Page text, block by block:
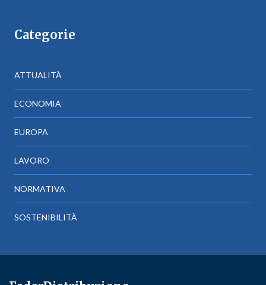
Categorie
ATTUALITÀ
ECONOMIA
EUROPA
LAVORO
NORMATIVA
SOSTENIBILITÀ